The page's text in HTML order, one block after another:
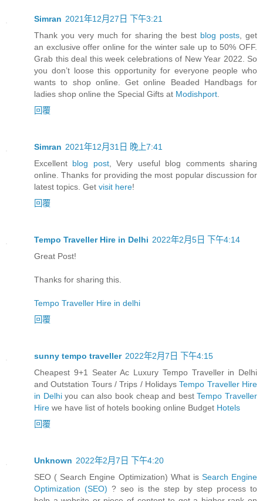
Simran 2021年12月27日 下午3:21
Thank you very much for sharing the best blog posts , get
an exclusive offer online for the winter sale up to 50% OFF.
Grab this deal this week celebrations of New Year 2022. So
you don’t loose this opportunity for everyone people who
wants to shop online. Get online Beaded Handbags for
ladies shop online the Special Gifts at Modishport
回覆
Simran 2021年12月31日 晚上7:41
Excellent blog post, Very useful blog comments sharing
online. Thanks for providing the most popular discussion for
latest topics. Get visit here!
回覆
Tempo Traveller Hire in Delhi 2022年2月5日 下午4:14
Great Post!
Thanks for sharing this.
Tempo Traveller Hire in delhi
回覆
sunny tempo traveller 2022年2月7日 下午4:15
Cheapest 9+1 Seater Ac Luxury Tempo Traveller in Delhi
and Outstation Tours / Trips / HolidaysTempo Traveller Hire
in Delhiyou can also book cheap and bestTempo Traveller
Hire we have list of hotels booking online Budget Hotels
回覆
Unknown 2022年2月7日 下午4:20
SEO ( Search Engine Optimization) What is Search Engine
Optimization (SEO) ? seo is the step by step process to